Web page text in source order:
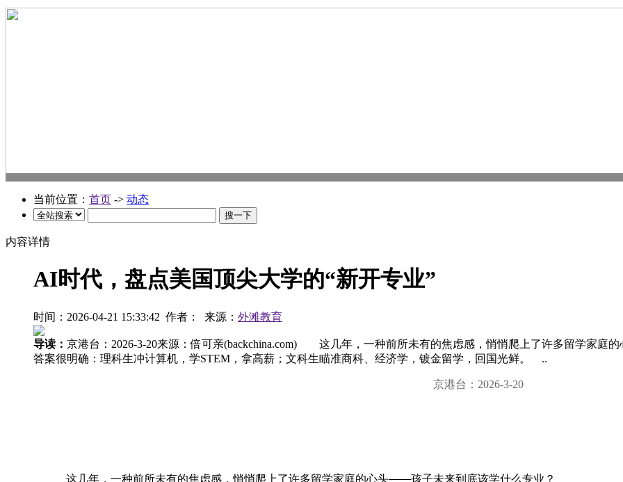
当前位置： 首页 -> 动态
内容详情
AI时代，盘点美国顶尖大学的“新开专业”
时间：2026-04-21 15:33:42 作者： 来源： 外滩教育
导读： 京港台：2026-3-20来源：倍可亲(backchina.com) 这几年，一种前所未有的焦虑感，悄悄爬上了许多留学
答案很明确：理科生冲计算机，学STEM，拿高薪；文科生瞄准商科、经济学，镀金留学，回国光鲜。 ..
京港台：2026-3-20
这几年，一种前所未有的焦虑感，悄悄爬上了许多留学家庭的心头——孩子未来到底该学什么专业？